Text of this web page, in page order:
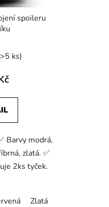
spoileru
ks)
Barvy modrá,
zlatá. ✅
2ks tyček.
Zlatá Stříbrná